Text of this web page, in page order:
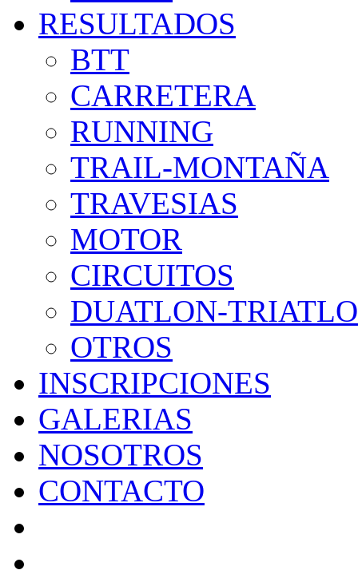
RESULTADOS
BTT
CARRETERA
RUNNING
TRAIL-MONTAÑA
TRAVESIAS
MOTOR
CIRCUITOS
DUATLON-
OTROS
INSCRIPCIONES
GALERIAS
NOSOTROS
CONTACTO